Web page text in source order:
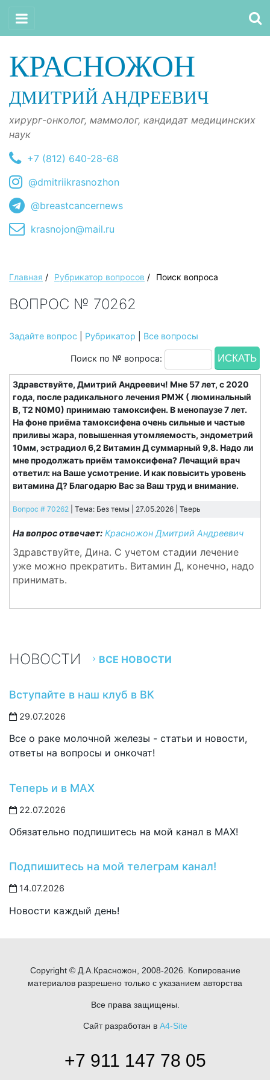
КРАСНОЖОН
ДМИТРИЙ АНДРЕЕВИЧ
хирург-онколог, маммолог, кандидат медицинских
наук
+7 (812) 640-28-68
@dmitriikrasnozhon
@breastcancernews
krasnojon@mail.ru
Главная / Рубрикатор вопросов / Поиск вопроса
ВОПРОС № 70262
Задайте вопрос Рубрикатор Все вопросы
Поиск по № вопроса:
Здравствуйте, Дмитрий Андреевич! Мне 57 лет, с 2020
года, после радикального лечения РМЖ ( люминальный
В, Т2 N0М0) принимаю тамоксифен. В менопаузе 7 лет.
На фоне приёма тамоксифена очень сильные и частые
приливы жара, повышенная утомляемость, эндометрий
10мм, эстрадиол 6,2 Витамин Д суммарный 9,8. Надо ли
мне продолжать приём тамоксифена? Лечащий врач
ответил: на Ваше усмотрение. И как повысить уровень
витамина Д? Благодарю Вас за Ваш труд и внимание.
Вопрос # 70262 | Тема: Без темы | 27.05.2026 | Тверь
На вопрос отвечает: Красножон Дмитрий Андреевич
Здравствуйте, Дина. С учетом стадии лечение
уже можно прекратить. Витамин Д, конечно, надо
принимать.
НОВОСТИ ВСЕ НОВОСТИ
Вступайте в наш клуб в ВК
29.07.2026
Все о раке молочной железы - статьи и новости,
ответы на вопросы и онкочат!
Теперь и в MAX
22.07.2026
Обязательно подпишитесь на мой канал в MAX!
Подпишитесь на мой телеграм канал!
14.07.2026
Новости каждый день!
Copyright © Д.А.Красножон, 2008-2026. Копирование
материалов разрешено только с указанием авторства
Все права защищены.
Сайт разработан в A4-Site
+7 911 147 78 05